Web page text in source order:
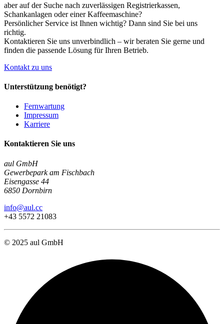
aber auf der Suche nach zuverlässigen Registrierkassen,
Schankanlagen oder einer Kaffeemaschine?
Persönlicher Service ist Ihnen wichtig? Dann sind Sie bei uns
richtig.
Kontaktieren Sie uns unverbindlich – wir beraten Sie gerne und
finden die passende Lösung für Ihren Betrieb.
Kontakt zu uns
Unterstützung benötigt?
Fernwartung
Impressum
Karriere
Kontaktieren Sie uns
aul GmbH
Gewerbepark am Fischbach
Eisengasse 44
6850 Dornbirn
info@aul.cc
+43 5572 21083
© 2025 aul GmbH